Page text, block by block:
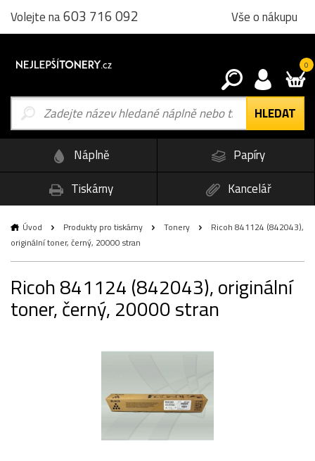
Volejte na603 716 092 Vše o nákupu
0
Náplně
Papíry
Tiskárny
Kancelář
Úvod Produkty pro tiskárny Tonery
Ricoh 841124 (842043),
originální toner, černý, 20000 stran
Ricoh 841124 (842043), originální
toner, černý, 20000 stran